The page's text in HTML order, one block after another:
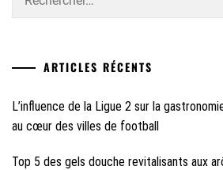
ARTICLES RÉCENTS
L’influence de la Ligue 2 sur la
au cœur des villes de football
Top 5 des gels douche revitalisants aux